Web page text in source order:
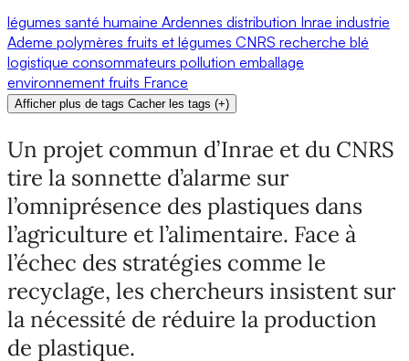
légumes santé humaine Ardennes distribution Inrae industrie
Ademe polymères fruits et légumes CNRS recherche blé
logistique consommateurs pollution emballage
environnement fruits France
Afficher plus de tags Cacher les tags (+)
Un projet commun d’Inrae et du CNRS
tire la sonnette d’alarme sur
l’omniprésence des plastiques dans
l’agriculture et l’alimentaire. Face à
l’échec des stratégies comme le
recyclage, les chercheurs insistent sur
la nécessité de réduire la production
de plastique.